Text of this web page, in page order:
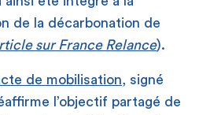
de la décarbonation de
sur France Relance).
de mobilisation , signé
l’objectif partagé de